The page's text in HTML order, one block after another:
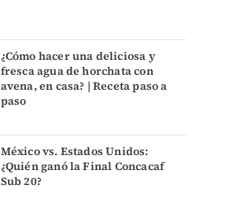
¿Cómo hacer una deliciosa y
fresca agua de horchata con
avena, en casa? | Receta paso a
paso
México vs. Estados Unidos:
¿Quién ganó la Final Concacaf
Sub 20?